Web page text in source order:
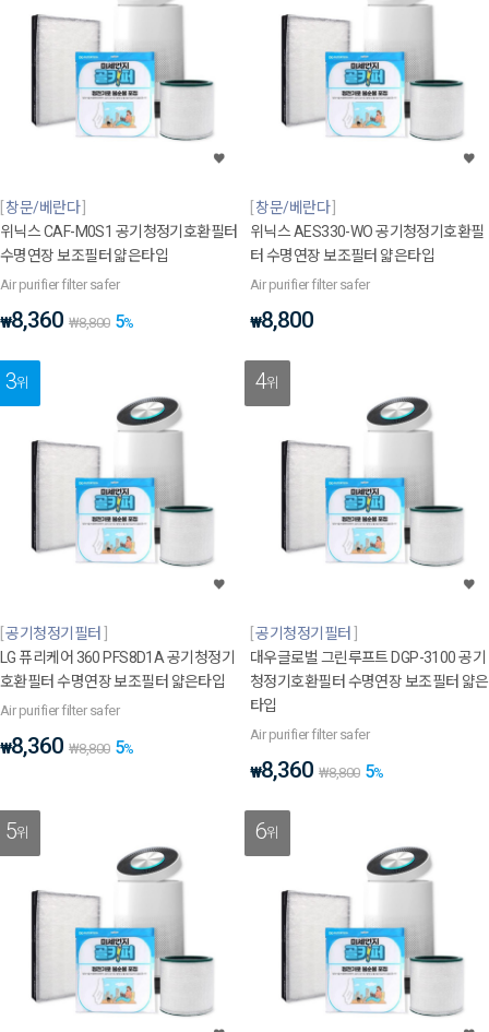
창문/베란다
위닉스 CAF-M0S1 공기청정기호환필터
수명연장 보조필터 얇은타입
Air purifier filter safer
₩8,360 ₩8,800 5%
창문/베란다
위닉스 AES330-WO 공기청정기호환필
터 수명연장 보조필터 얇은타입
Air purifier filter safer
₩8,800
3위
공기청정기필터
LG 퓨리케어 360 PFS8D1A 공기청정기
호환필터 수명연장 보조필터 얇은타입
Air purifier filter safer
₩8,360 ₩8,800 5%
4위
공기청정기필터
대우글로벌 그린루프트 DGP-3100 공기
청정기호환필터 수명연장 보조필터 얇은
타입
Air purifier filter safer
₩8,360 ₩8,800 5%
5위 6위